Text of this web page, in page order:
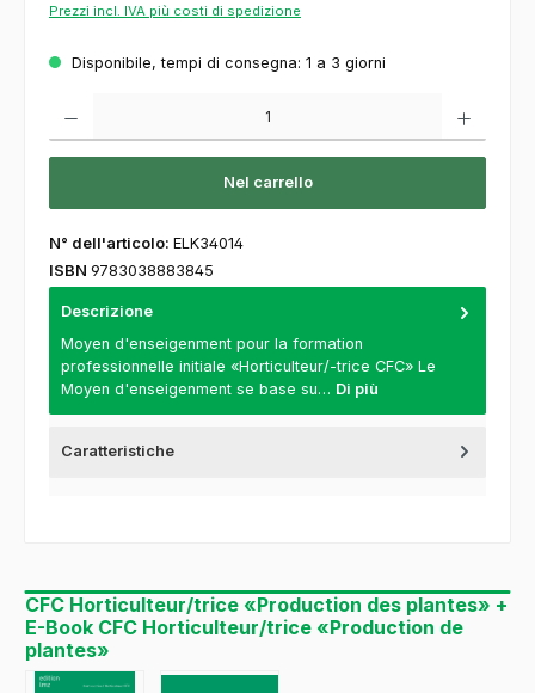
Prezzi incl. IVA più costi di spedizione
Disponibile, tempi di consegna: 1 a 3 giorni
Nel carrello
N° dell'articolo: ELK34014
ISBN 9783038883845
Descrizione
Moyen d'enseigenment pour la formation
professionnelle initiale «Horticulteur/-trice CFC» Le
Moyen d'enseigenment se base su… Di più
Caratteristiche
CFC Horticulteur/trice «Production des plantes» +
E-Book CFC Horticulteur/trice «Production de
plantes»